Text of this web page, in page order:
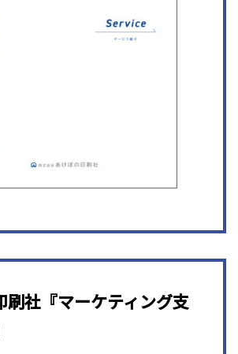
刷社『マーケティング支